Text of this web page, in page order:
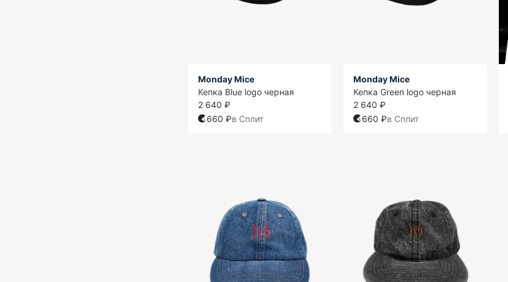
Monday Mice
Кепка Blue logo черная
2 640 ₽
660 ₽в Сплит
Monday Mice
Кепка Green logo черная
2 640 ₽
660 ₽в Сплит